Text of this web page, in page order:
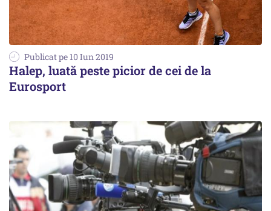
Publicat pe 10 Iun 2019
Halep, luată peste picior de cei de la
Eurosport